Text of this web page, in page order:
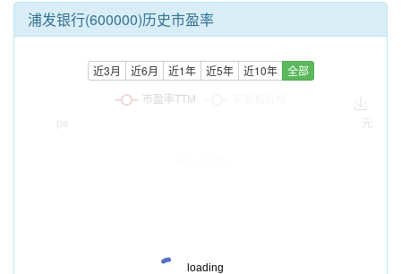
浦发银行(600000)历史市盈率
近3月 近6月 近1年 近5年 近10年 全部